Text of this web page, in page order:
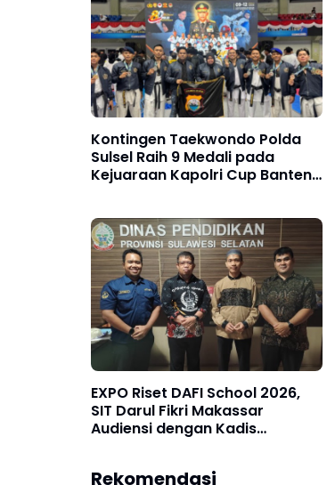
Kontingen Taekwondo Polda
Sulsel Raih 9 Medali pada
Kejuaraan Kapolri Cup Banten
EXPO Riset DAFI School 2026,
SIT Darul Fikri Makassar
Audiensi dengan Kadis
Rekomendasi